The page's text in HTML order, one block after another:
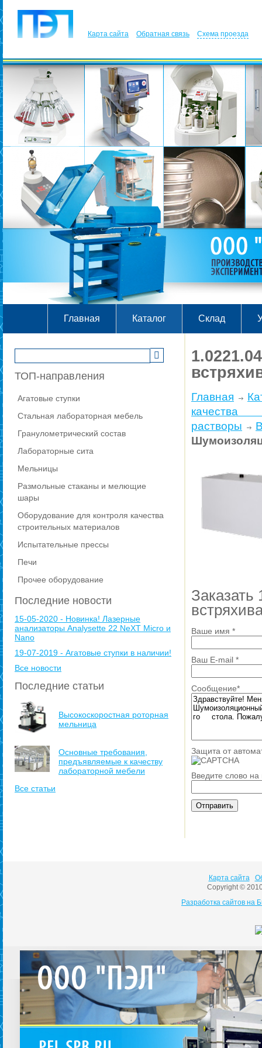
Карта сайта Обратная связь Схема проезда
Главная Каталог Склад
ТОП-направления
Агатовые ступки
Стальная лабораторная мебель
Гранулометрический состав
Лабораторные сита
Мельницы
Размольные стаканы и мелющие
шары
Оборудование для контроля качества
строительных материалов
Испытательные прессы
Печи
Прочее оборудование
Последние новости
15-05-2020 - Новинка! Лазерные
анализаторы Analysette 22 NeXT Micro и
Nano
19-07-2019 - Агатовые ступки в наличии!
Все новости
Последние статьи
Высокоскоростная роторная
мельница
Основные требования,
предъявляемые к качеству
лабораторной мебели
Все статьи
Главная
растворы
Ваше имя *
Ваш E-mail *
Сообщение*
Защита от
Введите слово на
Карта сайта
Copyright ©
Разработка сайтов на